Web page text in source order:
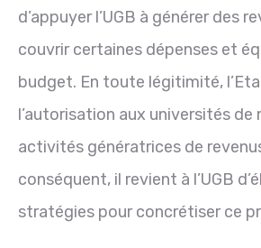
d’appuyer l’UGB à générer des
couvrir certaines dépenses et
budget. En toute légitimité,
l’autorisation aux universités de
activités génératrices de
conséquent, il revient à l’UGB
stratégies pour concrétiser ce